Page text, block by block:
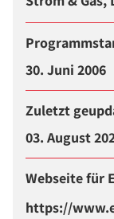
30. Juni 2006
Zuletzt
03. August
Webseite für
https://